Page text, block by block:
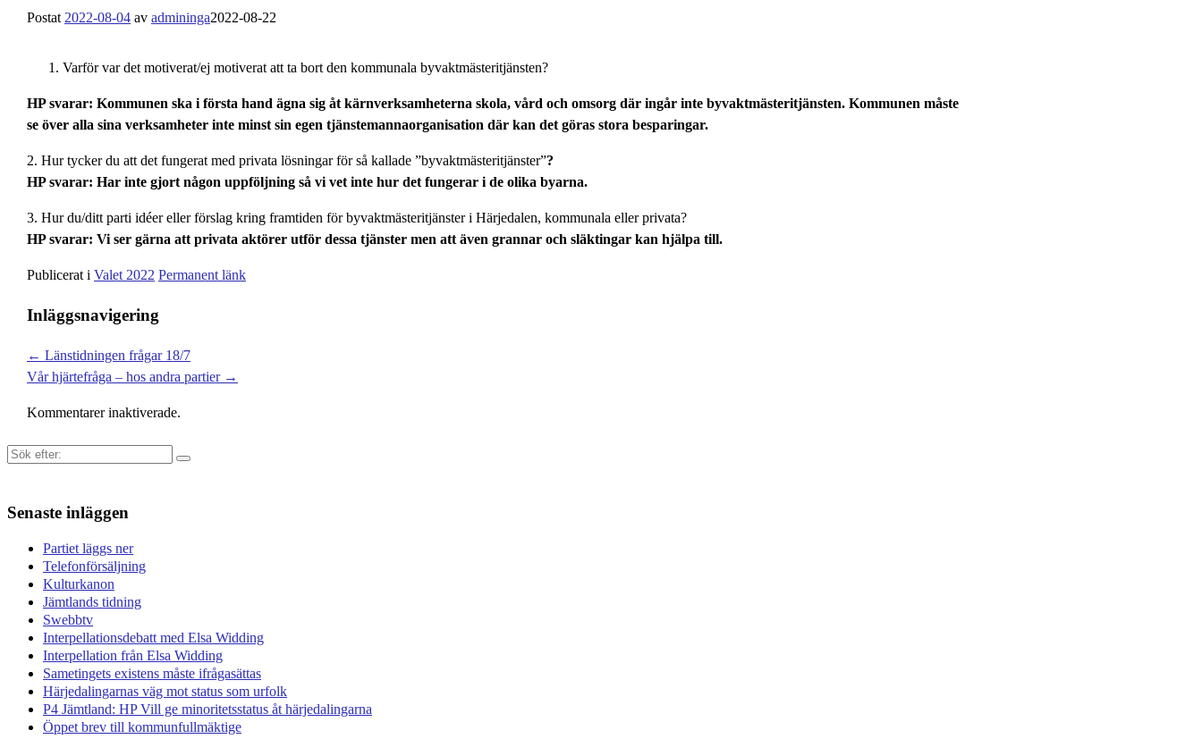
Postat 2022-08-04 av admininga2022-08-22
Varför var det motiverat/ej motiverat att ta bort den kommunala byvaktmästeritjänsten?
HP svarar: Kommunen ska i första hand ägna sig åt kärnverksamheterna skola, vård och omsorg där ingår inte byvaktmästeritjänsten. Kommunen måste
se över alla sina verksamheter inte minst sin egen tjänstemannaorganisation där kan det göras stora besparingar.
2. Hur tycker du att det fungerat med privata lösningar för så kallade ”byvaktmästeritjänster”?
HP svarar: Har inte gjort någon uppföljning så vi vet inte hur det fungerar i de olika byarna.
3. Hur du/ditt parti idéer eller förslag kring framtiden för byvaktmästeritjänster i Härjedalen, kommunala eller privata?
HP svarar: Vi ser gärna att privata aktörer utför dessa tjänster men att även grannar och släktingar kan hjälpa till.
Publicerat i Valet 2022 Permanent länk
Inläggsnavigering
← Länstidningen frågar 18/7
Vår hjärtefråga – hos andra partier →
Kommentarer inaktiverade.
Sök
Senaste inläggen
Partiet läggs ner
Telefonförsäljning
Kulturkanon
Jämtlands tidning
Swebbtv
Interpellationsdebatt med Elsa Widding
Interpellation från Elsa Widding
Sametingets existens måste ifrågasättas
Härjedalingarnas väg mot status som urfolk
P4 Jämtland: HP Vill ge minoritetsstatus åt härjedalingarna
Öppet brev till kommunfullmäktige